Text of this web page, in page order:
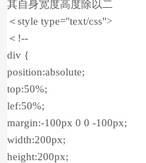
其自身宽度高度除以二
＜style type="text/css">
＜!--
div {
position:absolute;
top:50%;
lef:50%;
margin:-100px 0 0 -100px;
width:200px;
height:200px;